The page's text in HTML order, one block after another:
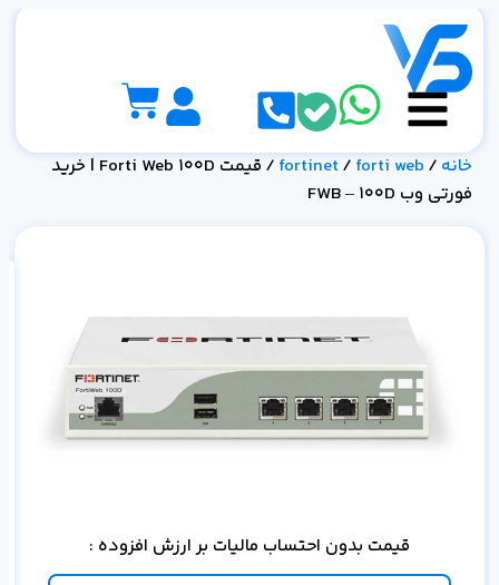
خانه /
fortinet/ forti web
/ قیمت Forti Web 100D | خرید
فورتی وب FWB – 100D
قیمت بدون احتساب مالیات بر ارزش افزوده :